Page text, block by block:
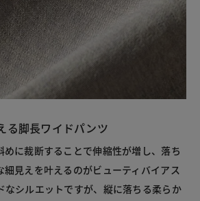
る脚長ワイドパンツ
めに裁断することで伸縮性が増し、落ち
見えを叶えるのがビューティバイアス
なシルエットですが、縦に落ちる柔らか